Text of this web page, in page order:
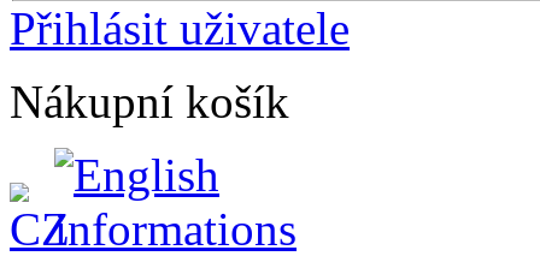
Přihlásit uživatele
Nákupní košík